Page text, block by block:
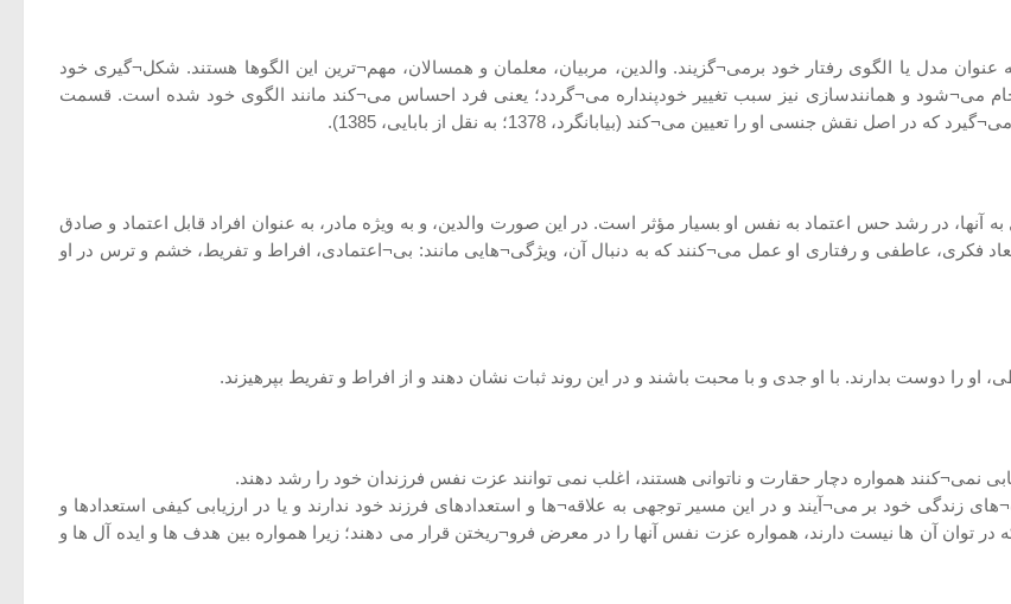
عنوان مدل یا الگوی رفتار خود برمی¬گزیند. والدین، مربیان، معلمان و همسالان، مهم¬ترین این الگوها هستند. شکل¬گیری خود
می¬شود و همانندسازی نیز سبب تغییر خودپنداره می¬گردد؛ یعنی فرد احساس می¬کند مانند الگوی خود شده است. قسمت
جنسی او را تعیین می¬کند (بیابانگرد، 1378؛ به نقل از بابایی، 1385).
در رشد حس اعتماد به نفس او بسیار مؤثر است. در این صورت والدین، و به ویژه مادر، به عنوان افراد قابل اعتماد و صادق
فکری، عاطفی و رفتاری او عمل می¬کنند که به دنبال آن، ویژگی¬هایی مانند: بی¬اعتمادی، افراط و تفریط، خشم و ترس در او
او را دوست بدارند. با او جدی و با محبت باشند و در این روند ثبات نشان دهند و از افراط و تفریط بپرهیزند.
نمی¬کنند همواره دچار حقارت و ناتوانی هستند، اغلب نمی توانند عزت نفس فرزندان خود را رشد دهند.
زندگی خود بر می¬آیند و در این مسیر توجهی به علاقه¬ها و استعدادهای فرزند خود ندارند و یا در ارزیابی کیفی استعدادها و
در توان آن ها نیست دارند، همواره عزت نفس آنها را در معرض فرو¬ریختن قرار می دهند؛ زیرا همواره بین هدف ها و ایده آل ها و